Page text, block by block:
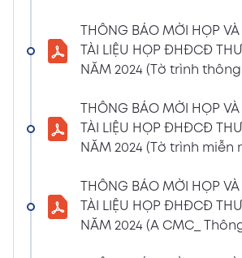
THÔNG BÁO MỜI HỌP VÀ
LIỆU HỌP ĐHĐCĐ THƯỜNG
(Dự thảo biên bản họp
6:07 PM
THÔNG BÁO MỜI HỌP VÀ
LIỆU HỌP ĐHĐCĐ
01/04/2024
4:00 PM
CBTT về việc nhận được
THÔNG BÁO MỜI HỌP
TÀI LIỆU HỌP ĐHĐCĐ
NĂM 2024 (Tờ trình
BKS)
THÔNG BÁO MỜI HỌP
TÀI LIỆU HỌP ĐHĐCĐ
NĂM 2024 (Tờ trình miễn
THÔNG BÁO MỜI HỌP
TÀI LIỆU HỌP ĐHĐCĐ
NĂM 2024 (A CMC_